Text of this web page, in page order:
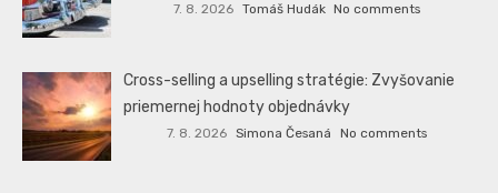
7. 8. 2026 Tomáš Hudák No comments
Cross-selling a upselling stratégie: Zvyšovanie
priemernej hodnoty objednávky
7. 8. 2026 Simona Česaná No comments